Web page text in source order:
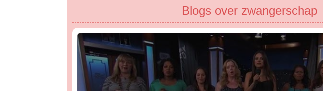
Blogs over zwangerschap